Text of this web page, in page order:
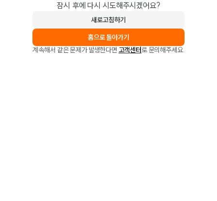
잠시 후에 다시 시도해주시겠어요?
새로고침하기
홈으로 돌아가기
계속해서 같은 문제가 발생한다면 고객센터로 문의해주세요.